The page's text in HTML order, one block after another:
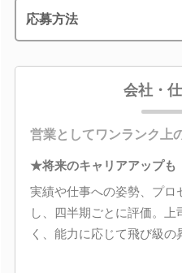
応募方法
会社・
営業としてワンランク上
★将来のキャリアアップも
実績や仕事への姿勢、プロ
し、四半期ごとに評価。
く、能力に応じて飛び級の